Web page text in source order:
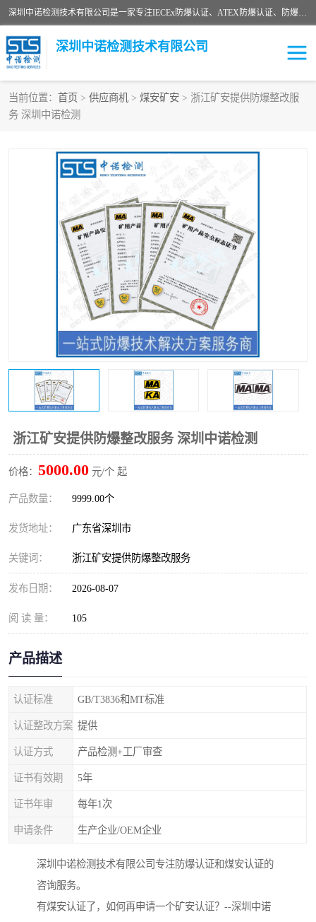
深圳中诺检测技术有限公司是一家专注IECEx防爆认证、ATEX防爆认证、防爆电气检测、防爆合格证、煤安认证等代理机构，可为客户提供从防爆设计、认证、现场检查、工程施工改造、培训等一站式服务。
深圳中诺检测技术有限公司
当前位置： 首页 > 供应商机 > 煤安矿安 > 浙江矿安提供防爆整改服
务 深圳中诺检测
浙江矿安提供防爆整改服务 深圳中诺检测
价格： 5000.00 元/个 起
产品数量： 9999.00个
发货地址： 广东省深圳市
关键词： 浙江矿安提供防爆整改服务
发布日期： 2026-08-07
阅 读 量： 105
产品描述
认证标准 GB/T3836和MT标准
认证整改方案 提供
认证方式 产品检测+工厂审查
证书有效期 5年
证书年审 每年1次
申请条件 生产企业/OEM企业
深圳中诺检测技术有限公司专注防爆认证和煤安认证的
咨询服务。
有煤安认证了，如何再申请一个矿安认证？--深圳中诺
ATEX防爆认证
防爆3C认证 现场防爆检测
煤安矿安
IECEx防爆认证 防爆设计
防爆资质证书 各国防爆认证
SIL认证
防爆电气检测机构 防爆合格证代理机构